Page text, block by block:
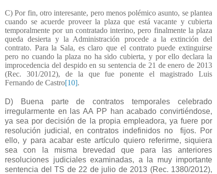
C) Por fin, otro interesante, pero menos polémico asunto, se plantea
cuando se acuerde proveer la plaza que está vacante y cubierta
temporalmente por un contratado interino, pero finalmente la plaza
queda desierta y la Administración procede a la extinción del
contrato. Para la Sala, es claro que el contrato puede extinguirse
pero no cuando la plaza no ha sido cubierta, y por ello declara la
improcedencia del despido en su sentencia de 21 de enero de 2013
(Rec. 301/2012), de la que fue ponente el magistrado Luis
Fernando de Castro[10].
D) Buena parte de contratos temporales celebrado
irregularmente en las AA PP han acabado convirtiéndose,
ya sea por decisión de la propia empleadora, ya fuere por
resolución judicial, en contratos indefinidos no
fijos. Por
ello, y para acabar este artículo quiero referirme, siquiera
sea con la misma brevedad que para las anteriores
resoluciones judiciales examinadas, a la muy importante
sentencia del TS de 22 de julio de 2013 (Rec. 1380/2012),